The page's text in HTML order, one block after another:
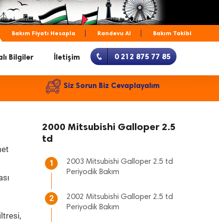
Bakım Fiyatı Hesapla Randevu Al Bakım Takibi
Bilgiler İletişim 0 212 875 77 85
Siz Sorun Biz Cevaplayalım
2000 Mitsubishi Galloper 2.5
td
1
2003 Mitsubishi Galloper 2.5 td
Periyodik Bakım
2
2002 Mitsubishi Galloper 2.5 td
Periyodik Bakım